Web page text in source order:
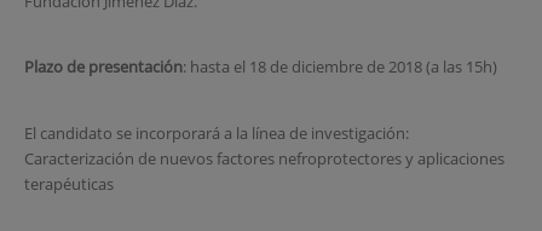
Plazo de presentación: hasta el 18 de diciembre de 2018 (a las 15h)
El candidato se incorporará a la línea de investigación:
Caracterización de nuevos factores nefroprotectores y aplicaciones
terapéuticas